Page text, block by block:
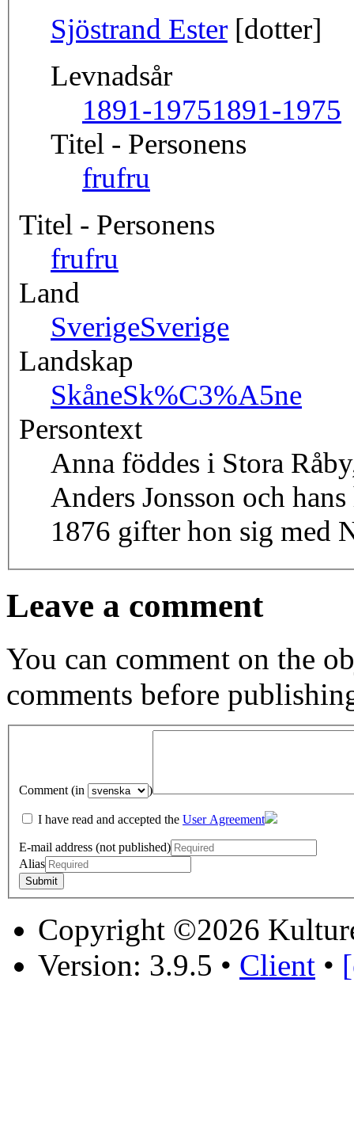
Sjöstrand Ester [dotter]
Levnadsår
1891-19751891-1975
Titel - Personens
frufru
Titel - Personens
frufru
Land
SverigeSverige
Landskap
SkåneSk%C3%A5ne
Persontext
Anna föddes i Stora
Anders Jonsson och
1876 gifter hon sig med
Leave a comment
You can comment on the
comments before
Comment (in )
I have read and accepted the User Agreement
E-mail address (not published)
Alias
Copyright ©2026
Version: 3.9.5 • Client •